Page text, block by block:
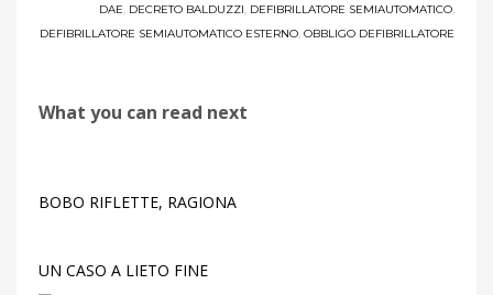
DAE, DECRETO BALDUZZI, DEFIBRILLATORE SEMIAUTOMATICO,
DEFIBRILLATORE SEMIAUTOMATICO ESTERNO, OBBLIGO DEFIBRILLATORE
What you can read next
BOBO RIFLETTE, RAGIONA
UN CASO A LIETO FINE